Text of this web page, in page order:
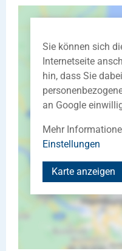
Sie können sich
Internetseite
hin, dass Sie
an Google
Mehr
Einstellungen
Karte anzeigen